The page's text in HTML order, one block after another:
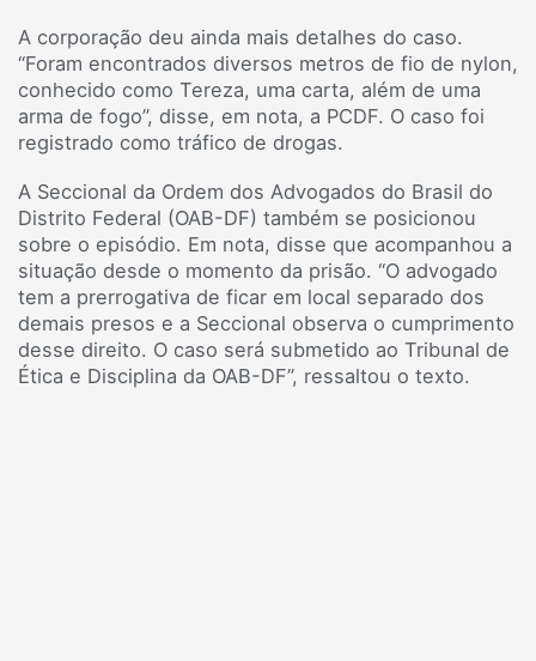
A corporação deu ainda mais detalhes do caso.
“Foram encontrados diversos metros de fio de nylon,
conhecido como Tereza, uma carta, além de uma
arma de fogo”, disse, em nota, a PCDF. O caso foi
registrado como tráfico de drogas.
A Seccional da Ordem dos Advogados do Brasil do
Distrito Federal (OAB-DF) também se posicionou
sobre o episódio. Em nota, disse que acompanhou a
situação desde o momento da prisão. “O advogado
tem a prerrogativa de ficar em local separado dos
demais presos e a Seccional observa o cumprimento
desse direito. O caso será submetido ao Tribunal de
Ética e Disciplina da OAB-DF”, ressaltou o texto.